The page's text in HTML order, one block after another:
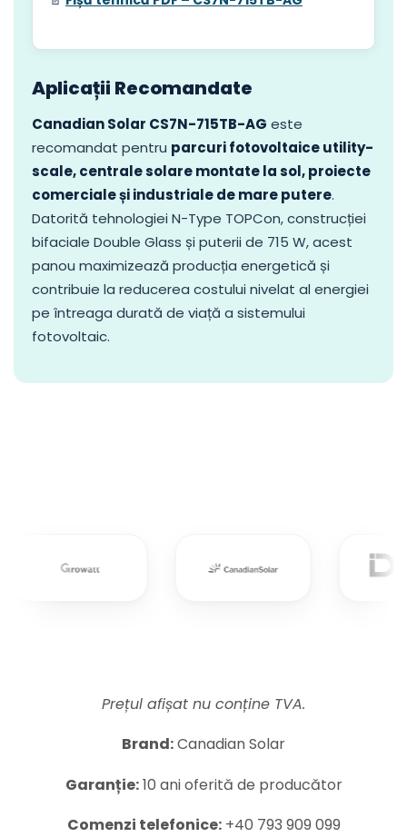
Aplicații Recomandate
Canadian Solar CS7N-715TB-AG este
recomandat pentru parcuri fotovoltaice utility-
scale, centrale solare montate la sol, proiecte
comerciale și industriale de mare putere.
Datorită tehnologiei N-Type TOPCon, construcției
bifaciale Double Glass și puterii de 715 W, acest
panou maximizează producția energetică și
contribuie la reducerea costului nivelat al energiei
pe întreaga durată de viață a sistemului
fotovoltaic.
Prețul afișat nu conține TVA.
Brand:Canadian Solar
Garanție:10 ani oferită de producător
Comenzi telefonice:+40 793 909 099